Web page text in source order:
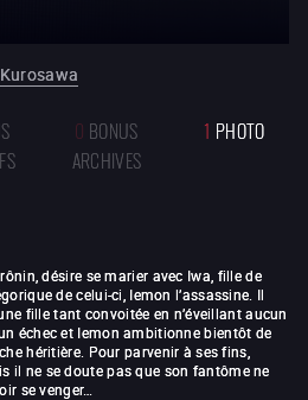
0 BONUS
ARCHIVES
1 PHOTO
désire se marier avec Iwa, fille de
de celui-ci, Iemon l’assassine. Il
fille tant convoitée en n’éveillant aucun
échec et Iemon ambitionne bientôt de
héritière. Pour parvenir à ses fins,
il ne se doute pas que son fantôme ne
se venger…